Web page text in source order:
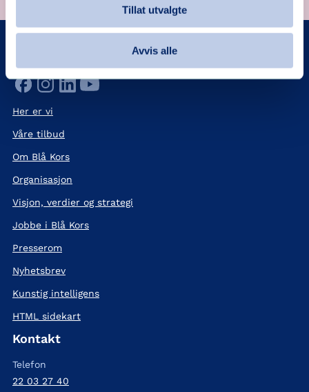
Tillat utvalgte
Avvis alle
(valgfritt beløp)
Her er vi
Våre tilbud
Om Blå Kors
Organisasjon
Visjon, verdier og strategi
Jobbe i Blå Kors
Presserom
Nyhetsbrev
Kunstig intelligens
HTML sidekart
Kontakt
Telefon
22 03 27 40